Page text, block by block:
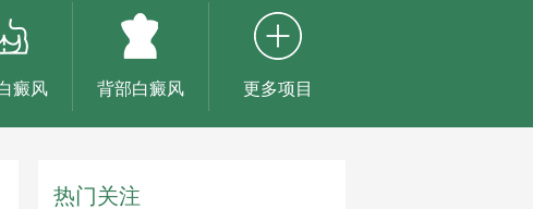
癜风 背部白癜风 更多项目
热门关注